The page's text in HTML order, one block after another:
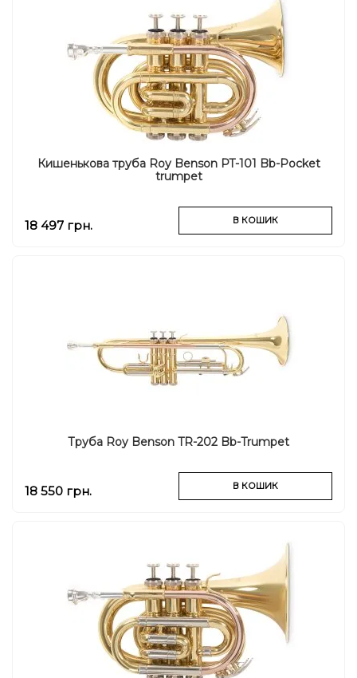
Кишенькова труба Roy Benson PT-101 Bb-Pocket
trumpet
18 497 грн. В КОШИК
Труба Roy Benson TR-202 Bb-Trumpet
18 550 грн. В КОШИК